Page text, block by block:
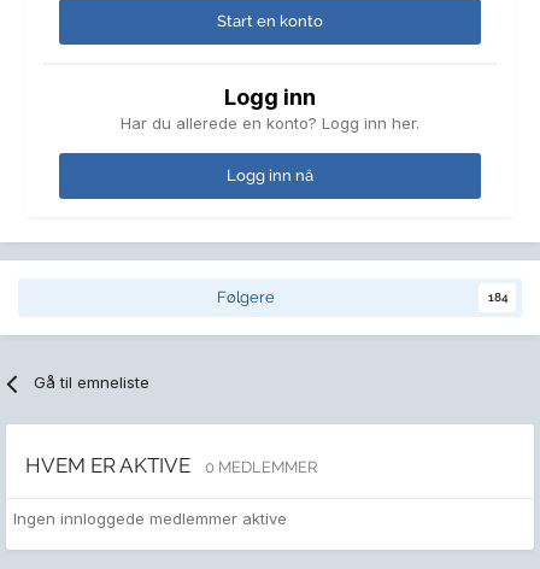
Start en konto
Logg inn
Har du allerede en konto? Logg inn her.
Logg inn nå
Følgere 184
Gå til emneliste
HVEM ER AKTIVE 0 MEDLEMMER
Ingen innloggede medlemmer aktive